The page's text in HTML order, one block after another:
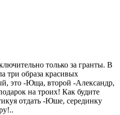
только за гранты. В
три образа красивых
это -Юща, второй -Александр,
на троих! Как будите
отдать -Юше, серединку